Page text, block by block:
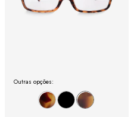
Outras opções: